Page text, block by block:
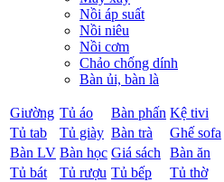
Nồi áp suất
Nồi niêu
Nồi cơm
Chảo chống dính
Bàn ủi, bàn là
Giường Tủ áo Bàn phấn Kệ tivi
Tủ tab Tủ giày Bàn trà
Ghế sofa
Bàn LV Bàn học Giá sách Bàn ăn
Tủ bát Tủ rượu Tủ bếp
Tủ thờ